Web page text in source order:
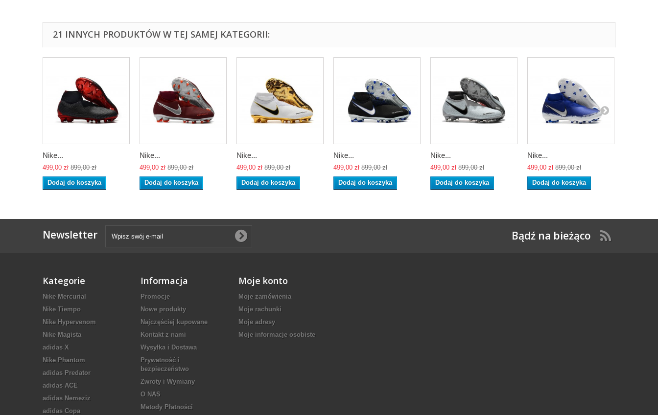
21 INNYCH PRODUKTÓW W TEJ SAMEJ KATEGORII:
Nike...
499,00 zł 899,00 zł
Dodaj do koszyka
Nike...
499,00 zł 899,00 zł
Dodaj do koszyka
Nike...
499,00 zł 899,00 zł
Dodaj do koszyka
Nike...
499,00 zł 899,00 zł
Dodaj do koszyka
Nike...
499,00 zł 899,00 zł
Dodaj do koszyka
Nike...
499,00 zł 899,00 zł
Dodaj do koszyka
Newsletter Bądź na bieżąco
Kategorie
Nike Mercurial
Nike Tiempo
Nike Hypervenom
Nike Magista
adidas X
Nike Phantom
adidas Predator
adidas ACE
adidas Nemeziz
adidas Copa
Informacja
Promocje
Nowe produkty
Najczęściej kupowane
Kontakt z nami
Wysyłka i Dostawa
Prywatność i
bezpieczeństwo
Zwroty i Wymiany
O NAS
Metody Płatności
Moje konto
Moje zamówienia
Moje rachunki
Moje adresy
Moje informacje osobiste